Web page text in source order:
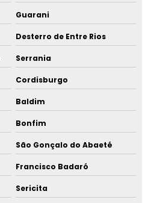
Guarani
Desterro de Entre Rios
Serrania
Cordisburgo
Baldim
Bonfim
São Gonçalo do Abaeté
Francisco Badaró
Sericita